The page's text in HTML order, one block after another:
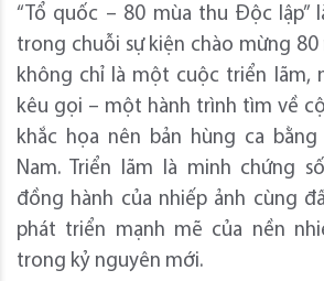
“Tổ quốc – 80 mùa thu Độc lập”
trong chuỗi sự kiện chào mừng 80
không chỉ là một cuộc triển lãm,
kêu gọi – một hành trình tìm về
khắc họa nên bản hùng ca
Nam. Triển lãm là minh chứng
đồng hành của nhiếp ảnh cùng
phát triển mạnh mẽ của nền
trong kỷ nguyên mới.